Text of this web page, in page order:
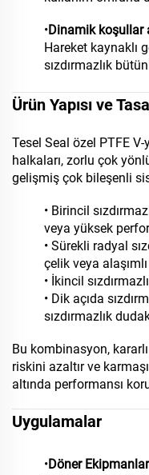
•Dinamik koşullar
Hareket kaynaklı
sızdırmazlık
Ürün Yapısı ve
Tesel Seal özel PTFE
halkaları, zorlu çok
gelişmiş çok bileşenli
• Birincil
veya yüksek
• Sürekli radyal
çelik veya
• İkincil
• Dik açıda
sızdırmazlık
Bu kombinasyon,
riskini azaltır ve
altında performansı
Uygulamalar
•Döner Ekipmanlar